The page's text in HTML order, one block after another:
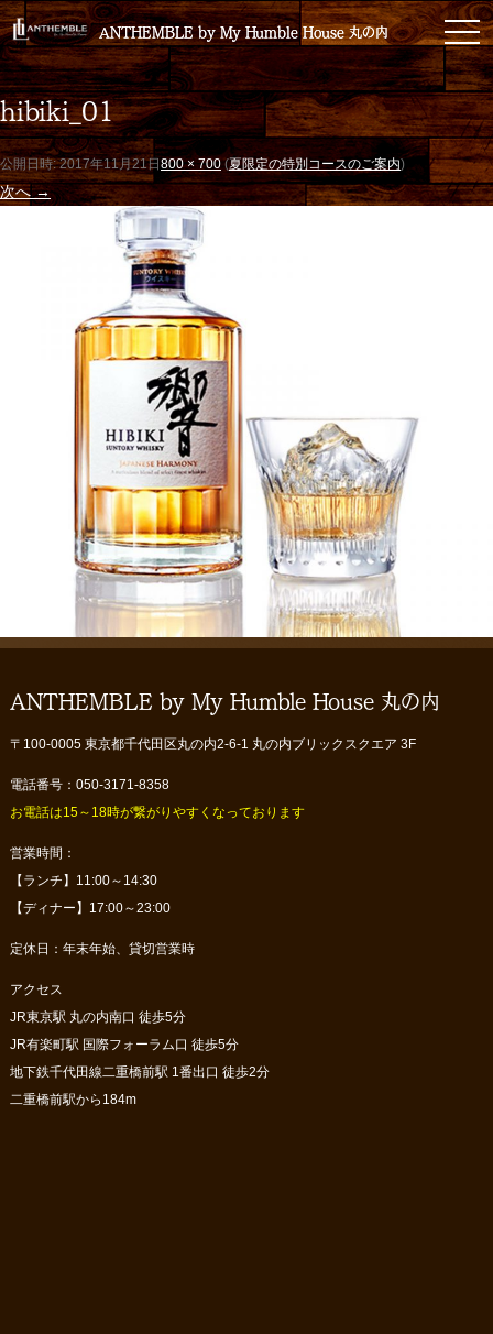
ANTHEMBLE by My Humble House 丸の内
ANTHEMBLE by My Humble House 丸の内
hibiki_01
公開日時: 2017年11月21日 800 × 700(夏限定の特別コースのご案内)
次へ →
ANTHEMBLE by My Humble House 丸の内
〒100-0005 東京都千代田区丸の内2-6-1 丸の内ブリックスクエア 3F
電話番号：050-3171-8358
お電話は15～18時が繋がりやすくなっております
営業時間：
【ランチ】11:00～14:30
【ディナー】17:00～23:00
定休日：年末年始、貸切営業時
アクセス
JR東京駅 丸の内南口 徒歩5分
JR有楽町駅 国際フォーラム口 徒歩5分
地下鉄千代田線二重橋前駅 1番出口 徒歩2分
二重橋前駅から184m